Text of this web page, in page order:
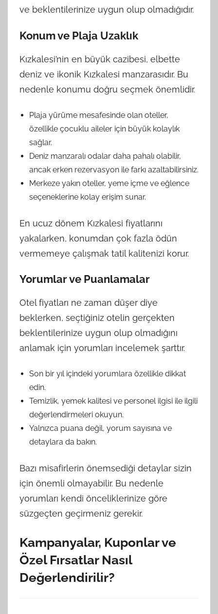
ve beklentilerinize uygun olup olmadığıdır.
Konum ve Plaja Uzaklık
Kızkalesi’nin en büyük cazibesi, elbette
deniz ve ikonik Kızkalesi manzarasıdır. Bu
nedenle konumu doğru seçmek önemlidir.
Plaja yürüme mesafesinde olan oteller,
özellikle çocuklu aileler için büyük kolaylık
sağlar.
Deniz manzaralı odalar daha pahalı olabilir,
ancak erken rezervasyon ile farkı azaltabilirsiniz.
Merkeze yakın oteller, yeme içme ve eğlence
seçeneklerine kolay erişim sunar.
En ucuz dönem Kızkalesi fiyatlarını
yakalarken, konumdan çok fazla ödün
vermemeye çalışmak tatil kalitenizi korur.
Yorumlar ve Puanlamalar
Otel fiyatları ne zaman düşer diye
beklerken, seçtiğiniz otelin gerçekten
beklentilerinize uygun olup olmadığını
anlamak için yorumları incelemek şarttır.
Son bir yıl içindeki yorumlara özellikle dikkat
edin.
Temizlik, yemek kalitesi ve personel ilgisi ile ilgili
değerlendirmeleri okuyun.
Yalnızca puana değil, yorum sayısına ve
detaylara da bakın.
Bazı misafirlerin önemsediği detaylar sizin
için önemli olmayabilir. Bu nedenle
yorumları kendi önceliklerinize göre
süzgeçten geçirmeniz gerekir.
Kampanyalar, Kuponlar ve
Özel Fırsatlar Nasıl
Değerlendirilir?